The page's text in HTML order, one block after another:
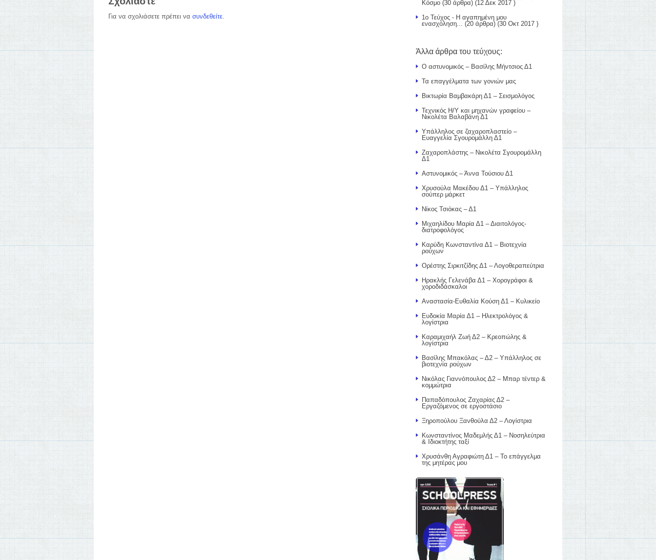
Για να σχολιάσετε πρέπει να συνδεθείτε.
Κόσμο (30 άρθρα) (12 Δεκ 2017 )
1ο Τεύχος - Η αγαπημένη μου
ενασχόληση... (20 άρθρα) (30 Οκτ 2017 )
Άλλα άρθρα του τεύχους:
Ο αστυνομικός – Βασίλης Μήντσιος Δ1
Τα επαγγέλματα των γονιών μας
Βικτωρία Βαμβακάρη Δ1 – Σεισμολόγος
Τεχνικός Η/Υ και μηχανών γραφείου –
Νικολέτα Βαλαβάνη Δ1
Υπάλληλος σε ζαχαροπλαστείο –
Ευαγγελία Σγουρομάλλη Δ1
Ζαχαροπλάστης – Νικολέτα Σγουρομάλλη
Δ1
Αστυνομικός – Άννα Τούσιου Δ1
Χρυσούλα Μακέδου Δ1 – Υπάλληλος
σούπερ μάρκετ
Νίκος Τσιόκας – Δ1
Μιχαηλίδου Μαρία Δ1 – Διαιτολόγος-
διατροφολόγος
Καρύδη Κωνσταντίνα Δ1 – Βιοτεχνία
ρούχων
Ορέστης Σιρκιτζίδης Δ1 – Λογοθεραπεύτρια
Ηρακλής Γελενάβα Δ1 – Χορογράφοι &
χοροδιδάσκαλοι
Αναστασία-Ευθαλία Κούση Δ1 – Κυλικείο
Ευδοκία Μαρία Δ1 – Ηλεκτρολόγος &
λογίστρια
Καραμιχαήλ Ζωή Δ2 – Κρεοπώλης &
λογίστρια
Βασίλης Μπακόλας – Δ2 – Υπάλληλος σε
βιοτεχνία ρούχων
Νικόλας Γιαννόπουλος Δ2 – Μπαρ τέντερ &
κομμώτρια
Παπαδόπουλος Ζαχαρίας Δ2 –
Εργαζόμενος σε εργοστάσιο
Ξηροπούλου Ξανθούλα Δ2 – Λογίστρια
Κωνσταντίνος Μαδεμλής Δ1 – Νοσηλεύτρια
& Ιδιοκτήτης ταξί
Χρυσάνθη Αγραφιώτη Δ1 – Το επάγγελμα
της μητέρας μου